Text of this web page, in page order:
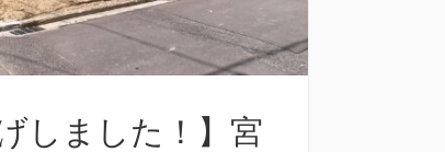
しました！】宮